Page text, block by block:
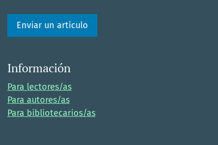
Enviar un artículo
Información
Para lectores/as
Para autores/as
Para bibliotecarios/as